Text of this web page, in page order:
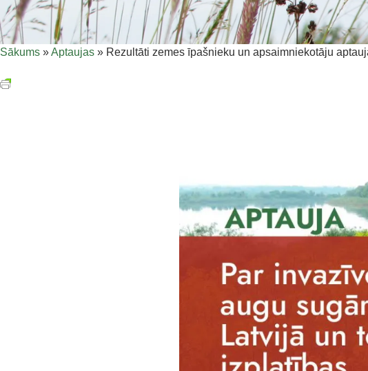
Sākums »Aptaujas » Rezultāti zemes īpašnieku un apsaimniekotāju